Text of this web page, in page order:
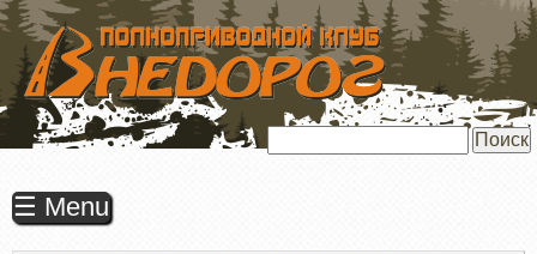
ПЕРЕЙТИ
ОСНОВНОМУ
СОДЕРЖАНИЮ
☰ Menu